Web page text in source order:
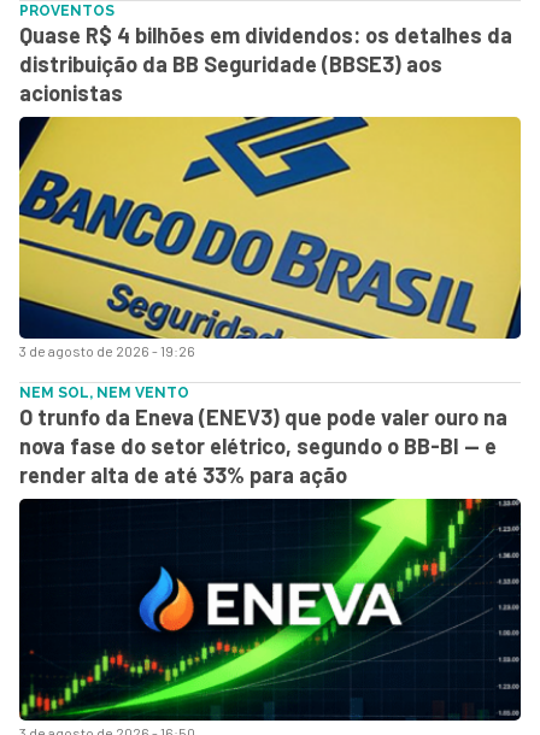
3 de agosto de 2026 - 19:26
PROVENTOS
Quase R$ 4 bilhões em dividendos: os detalhes da
distribuição da BB Seguridade (BBSE3) aos
acionistas
NEM SOL, NEM VENTO
O trunfo da Eneva (ENEV3) que pode valer ouro na
nova fase do setor elétrico, segundo o BB-BI — e
render alta de até 33% para ação